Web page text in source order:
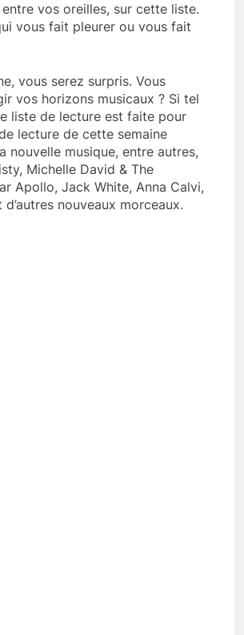
vos oreilles, sur cette liste.
vous fait pleurer ou vous fait
vous serez surpris. Vous
vos horizons musicaux ? Si tel
liste de lecture est faite pour
lecture de cette semaine
nouvelle musique, entre autres,
Michelle David & The
Apollo, Jack White, Anna Calvi,
nouveaux morceaux.